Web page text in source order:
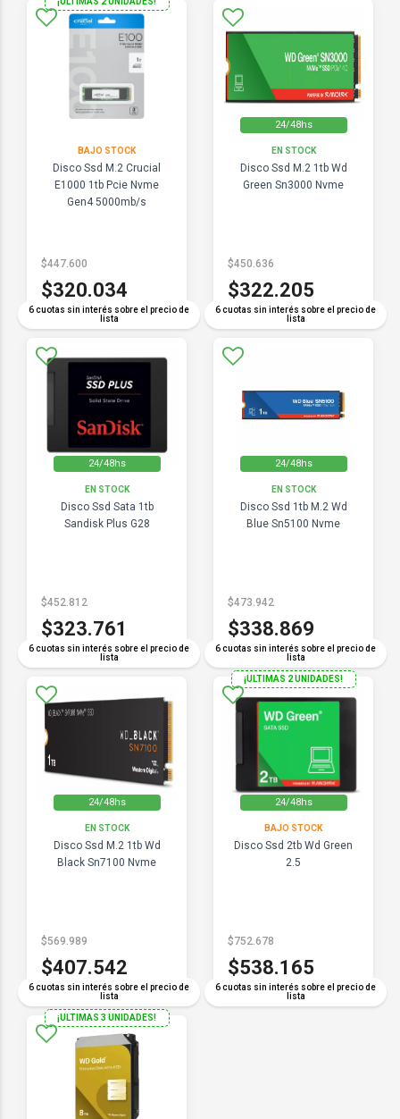
BAJO STOCK
Disco Ssd M.2 Crucial
E1000 1tb Pcie Nvme
Gen4 5000mb/s
6 cuotas sin interés sobre el precio de
lista
$447.600
$320.034
24/48hs
EN STOCK
Disco Ssd M.2 1tb Wd
Green Sn3000 Nvme
6 cuotas sin interés sobre el precio de
lista
$450.636
$322.205
24/48hs
EN STOCK
Disco Ssd Sata 1tb
Sandisk Plus G28
6 cuotas sin interés sobre el precio de
lista
$452.812
$323.761
24/48hs
EN STOCK
Disco Ssd 1tb M.2 Wd
Blue Sn5100 Nvme
6 cuotas sin interés sobre el precio de
lista
$473.942
$338.869
24/48hs
EN STOCK
Disco Ssd M.2 1tb Wd
Black Sn7100 Nvme
6 cuotas sin interés sobre el precio de
lista
$569.989
$407.542
24/48hs
¡ULTIMAS 2 UNIDADES!
BAJO STOCK
Disco Ssd 2tb Wd Green
2.5
6 cuotas sin interés sobre el precio de
lista
$752.678
$538.165
¡ULTIMAS 3 UNIDADES!